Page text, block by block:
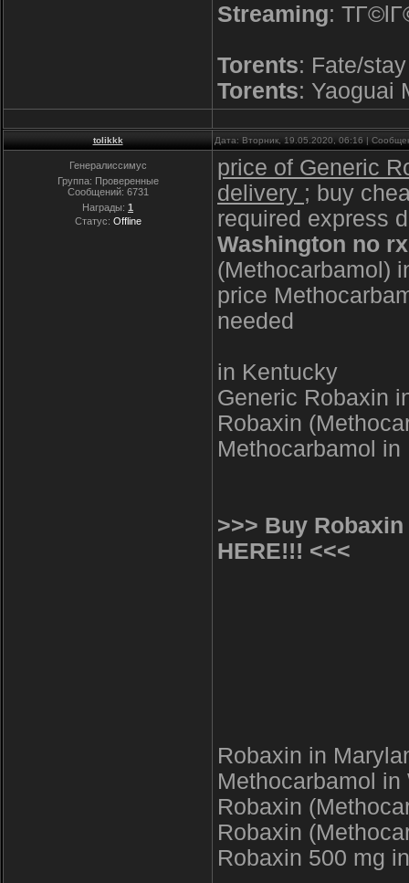
Streaming:
Torents: Fate/
Torents: Yaoguai
tolikkk Дата: Вторник, 19.05.2020, 06:16 |
Генералиссимус
Группа: Проверенные
Сообщений: 6731
Награды: 1
Статус: Offline
price of Generic
delivery ; buy
required express
Washington no
(Methocarbamol)
price
needed
in Kentucky
Generic Robaxin
Robaxin
Methocarbamol in
>>> Buy
HERE!!! <<<
Robaxin in
Methocarbamol in
Robaxin
Robaxin
Robaxin 500 mg